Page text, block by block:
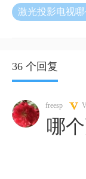
激光投影电视
36 个回复
freesp
哪